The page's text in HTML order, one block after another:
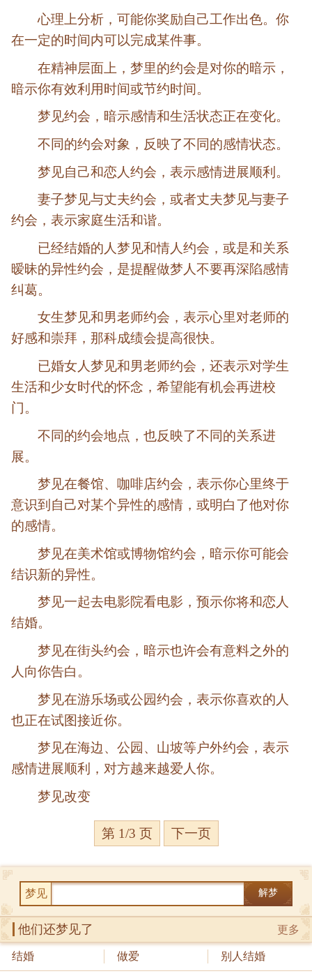
心理上分析，可能你奖励自己工作出色。你
在一定的时间内可以完成某件事。
在精神层面上，梦里的约会是对你的暗示，
暗示你有效利用时间或节约时间。
梦见约会，暗示感情和生活状态正在变化。
不同的约会对象，反映了不同的感情状态。
梦见自己和恋人约会，表示感情进展顺利。
妻子梦见与丈夫约会，或者丈夫梦见与妻子
约会，表示家庭生活和谐。
已经结婚的人梦见和情人约会，或是和关系
暧昧的异性约会，是提醒做梦人不要再深陷感情
纠葛。
女生梦见和男老师约会，表示心里对老师的
好感和崇拜，那科成绩会提高很快。
已婚女人梦见和男老师约会，还表示对学生
生活和少女时代的怀念，希望能有机会再进校
门。
不同的约会地点，也反映了不同的关系进
展。
梦见在餐馆、咖啡店约会，表示你心里终于
意识到自己对某个异性的感情，或明白了他对你
的感情。
梦见在美术馆或博物馆约会，暗示你可能会
结识新的异性。
梦见一起去电影院看电影，预示你将和恋人
结婚。
梦见在街头约会，暗示也许会有意料之外的
人向你告白。
梦见在游乐场或公园约会，表示你喜欢的人
也正在试图接近你。
梦见在海边、公园、山坡等户外约会，表示
感情进展顺利，对方越来越爱人你。
梦见改变
第 1/3 页 下一页
梦见 解梦
更多
他们还梦见了
结婚 做爱 别人结婚